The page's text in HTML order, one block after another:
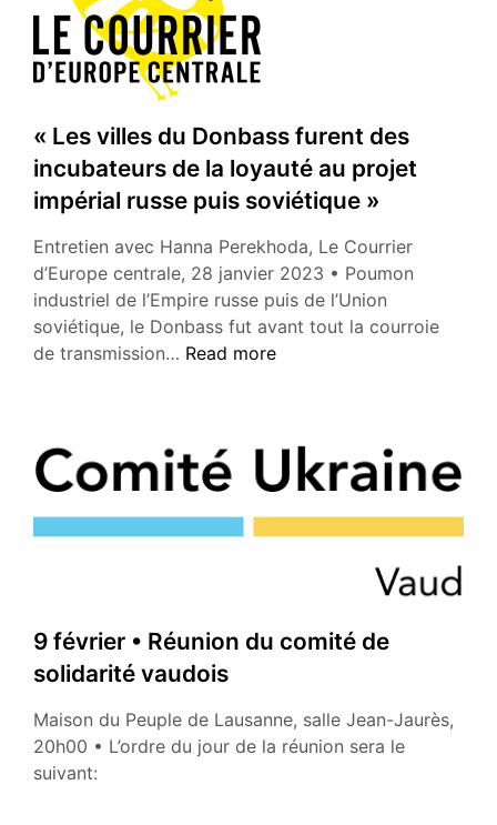
« Les villes du Donbass furent des
incubateurs de la loyauté au projet
impérial russe puis soviétique »
Entretien avec Hanna Perekhoda, Le Courrier
d’Europe centrale, 28 janvier 2023 • Poumon
industriel de l’Empire russe puis de l’Union
soviétique, le Donbass fut avant tout la courroie
de transmission… «
Donbass
furent
des
incubateurs
au
projet
russe
puis
Read more
9 février • Réunion du comité de
solidarité vaudois
Maison du Peuple de Lausanne, salle Jean-Jaurès,
20h00 • L’ordre du jour de la réunion sera le
suivant: